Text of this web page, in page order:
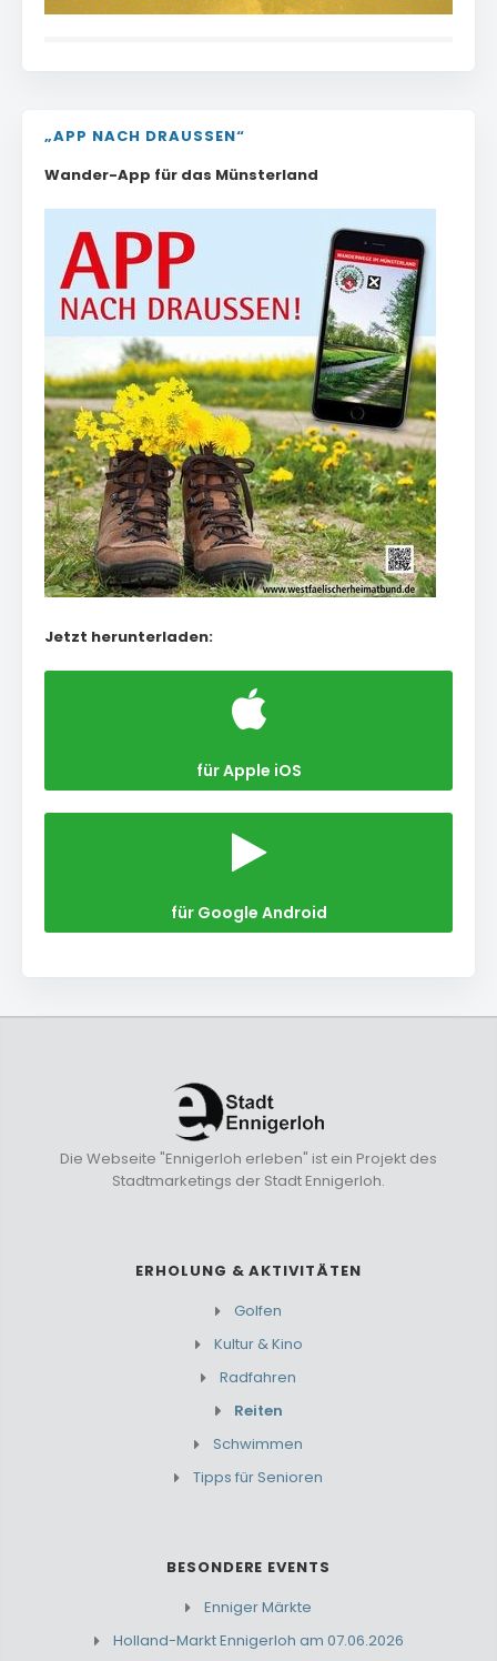
„APP NACH DRAUSSEN“
Wander-App für das Münsterland
Jetzt herunterladen:
für Apple iOS
für Google Android
Die Webseite "Ennigerloh erleben" ist ein Projekt des
Stadtmarketings der Stadt Ennigerloh.
ERHOLUNG & AKTIVITÄTEN
Golfen
Kultur & Kino
Radfahren
Reiten
Schwimmen
Tipps für Senioren
BESONDERE EVENTS
Enniger Märkte
Holland-Markt Ennigerloh am 07.06.2026